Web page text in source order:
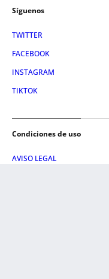
Síguenos
TWITTER
FACEBOOK
INSTAGRAM
TIKTOK
Condiciones de uso
AVISO LEGAL